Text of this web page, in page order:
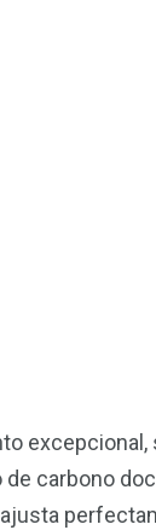
carbono